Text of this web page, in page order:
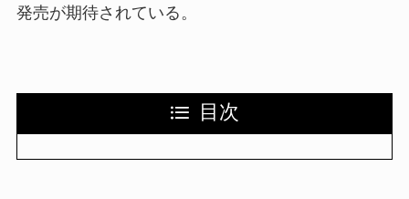
発売が期待されている。
目次